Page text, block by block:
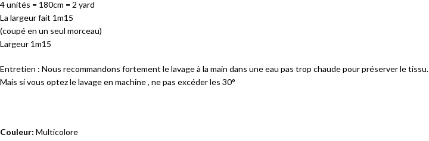
4 unités = 180cm = 2 yard
La largeur fait 1m15
(coupé en un seul morceau)
Largeur 1m15
Entretien : Nous recommandons fortement le lavage à la main dans une eau pas trop chaude pour préserver le tissu.
Mais si vous optez le lavage en machine , ne pas excéder les 30°
Couleur: Multicolore